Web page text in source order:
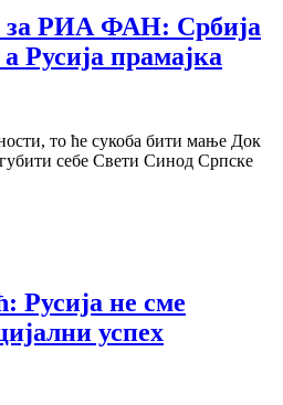
за РИА ФАН: Србија
Русија прамајка
то ће сукоба бити мање Док
себе Свети Синод Српске
не сме
успех